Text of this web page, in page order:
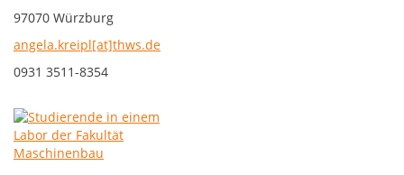
97070 Würzburg
angela.kreipl[at]thws.de
0931 3511-8354